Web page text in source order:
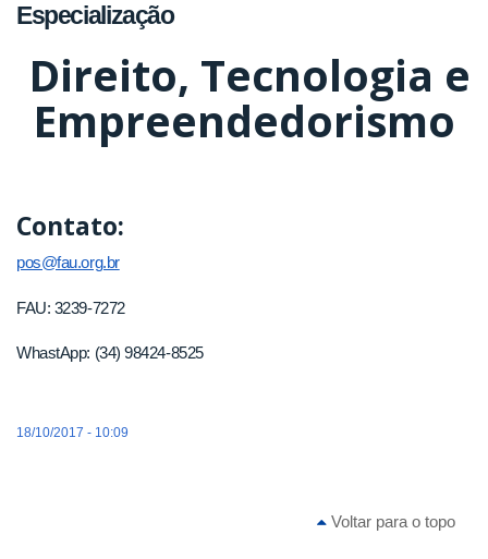
Especialização
Direito, Tecnologia e
Empreendedorismo
Contato:
pos@fau.org.br
FAU: 3239-7272
WhastApp: (34) 98424-8525
18/10/2017 - 10:09
Voltar para o topo